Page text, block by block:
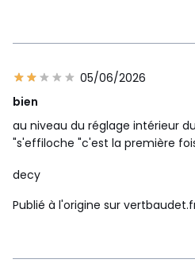
05/06/2026
bien
au niveau du réglage intérieur
"s'effiloche "c'est la première
decy
Publié à l'origine sur